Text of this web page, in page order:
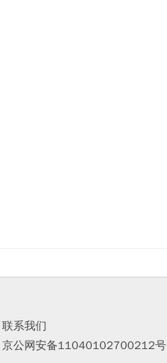
联系我们
京公网安备11040102700212号